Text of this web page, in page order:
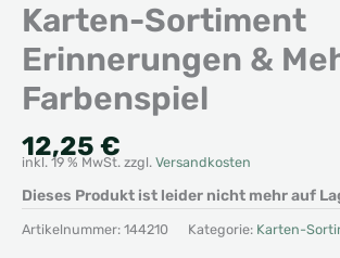
Karten-Sortiment
Erinnerungen &
Farbenspiel
12,25 €
inkl. 19 % MwSt. zzgl. Versandkosten
Dieses Produkt ist leider nicht mehr auf
Artikelnummer: 144210 Kategorie: Karten-